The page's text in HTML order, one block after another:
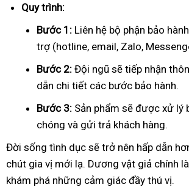
Quy trình:
Bước 1: Liên hệ bộ phận bảo
trợ (hotline, email, Zalo,
Bước 2: Đội ngũ sẽ tiếp nhận
dẫn chi tiết các bước bảo hành.
Bước 3: Sản phẩm sẽ được xử lý
chóng và gửi trả khách hàng.
Đời sống tình dục sẽ trở nên hấp dẫn
chút gia vị mới lạ. Dương vật giả chính
khám phá những cảm giác đầy thú vị.